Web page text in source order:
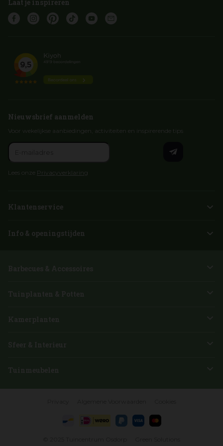
Laat je inspireren
Nieuwsbrief aanmelden
Voor wekelijkse aanbiedingen, activiteiten en inspirerende tips
Lees onze Privacyverklaring
Klantenservice
Info & openingstijden